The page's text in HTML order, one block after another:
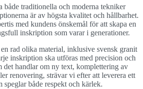
både traditionella och moderna tekniker
är av högsta kvalitet och hållbarhet.
med kundens önskemål för att skapa en
inskription som varar i generationer.
rad olika material, inklusive svensk granit
inskription ska utföras med precision och
det handlar om ny text, komplettering av
renovering, strävar vi efter att leverera ett
speglar både respekt och kärlek.